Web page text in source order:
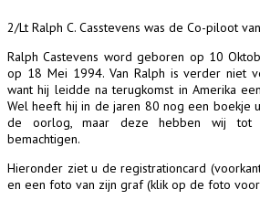
2/Lt Ralph C. Casstevens was de Co-piloot
Ralph Castevens word geboren op 10
op 18 Mei 1994. Van Ralph is verder niet
want hij leidde na terugkomst in Amerika
Wel heeft hij in de jaren 80 nog een boekje
de oorlog, maar deze hebben wij tot
bemachtigen.
Hieronder ziet u de registrationcard
en een foto van zijn graf (klik op de foto